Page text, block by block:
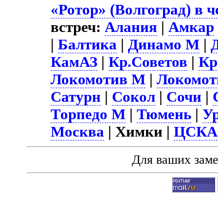
«Ротор» (Волгоград) в
встреч:Алания |Амкар
|Балтика |Динамо М |
КамАЗ |Кр.Советов |
Локомотив М |
Сатурн | Сокол | Сочи |
Торпедо М |Тюмень |
Москва | Химки |ЦСКА
Для ваших